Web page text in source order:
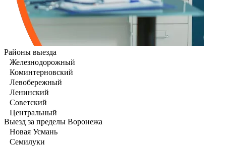
Районы выезда
Железнодорожный
Коминтерновский
Левобережный
Ленинский
Советский
Центральный
Выезд за пределы Воронежа
Новая Усмань
Семилуки